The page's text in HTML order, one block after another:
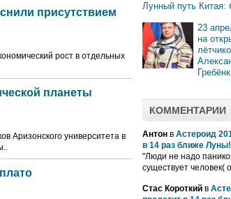
присутствием
рост в отдельных
планеты
Аризонского университета в
Лунный путь Китая:
23
на
КОММЕНТАРИИ
Антон в Астероид
в 14 раз ближе Луны!
"Люди не надо
существует человек(
Стас Короткий в